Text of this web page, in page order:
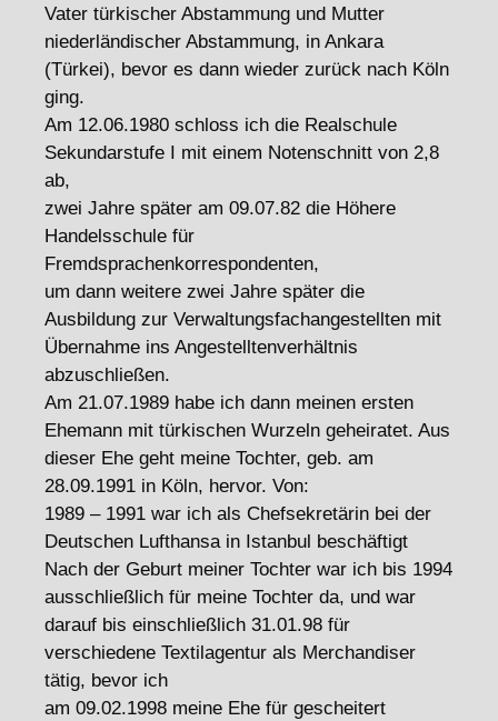
Vater türkischer Abstammung und Mutter
niederländischer Abstammung, in Ankara
(Türkei), bevor es dann wieder zurück nach Köln
ging.
Am 12.06.1980 schloss ich die Realschule
Sekundarstufe I mit einem Notenschnitt von 2,8
ab,
zwei Jahre später am 09.07.82 die Höhere
Handelsschule für
Fremdsprachenkorrespondenten,
um dann weitere zwei Jahre später die
Ausbildung zur Verwaltungsfachangestellten mit
Übernahme ins Angestelltenverhältnis
abzuschließen.
Am 21.07.1989 habe ich dann meinen ersten
Ehemann mit türkischen Wurzeln geheiratet. Aus
dieser Ehe geht meine Tochter, geb. am
28.09.1991 in Köln, hervor. Von:
1989 – 1991 war ich als Chefsekretärin bei der
Deutschen Lufthansa in Istanbul beschäftigt
Nach der Geburt meiner Tochter war ich bis 1994
ausschließlich für meine Tochter da, und war
darauf bis einschließlich 31.01.98 für
verschiedene Textilagentur als Merchandiser
tätig, bevor ich
am 09.02.1998 meine Ehe für gescheitert